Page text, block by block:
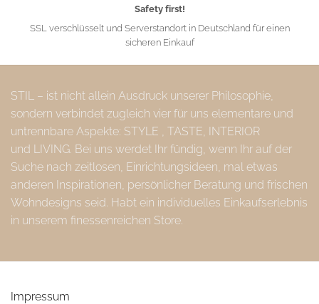
Safety first!
SSL verschlüsselt und Serverstandort in Deutschland für einen
sicheren Einkauf
STIL – ist nicht allein Ausdruck unserer Philosophie,
sondern verbindet zugleich vier für uns elementare und
untrennbare Aspekte: STYLE , TASTE, INTERIOR
und LIVING. Bei uns werdet Ihr fündig, wenn Ihr auf der
Suche nach zeitlosen, Einrichtungsideen, mal etwas
anderen Inspirationen, persönlicher Beratung und frischen
Wohndesigns seid. Habt ein individuelles Einkaufserlebnis
in unserem finessenreichen Store.
Impressum